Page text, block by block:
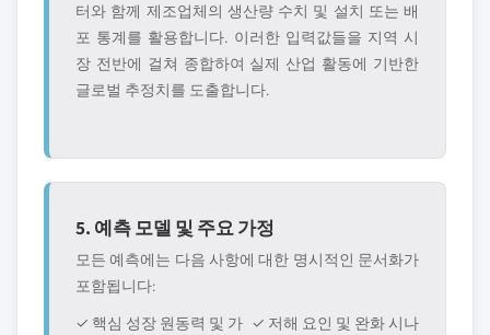
터와 함께 제조업체의 생산량 수치 및 설치 또는 배
포 통계를 활용합니다. 이러한 입력값들을 지역 시
장 전반에 걸쳐 종합하여 실제 산업 활동에 기반한
글로벌 추정치를 도출합니다.
5. 예측 모델 및 주요 가정
모든 예측에는 다음 사항에 대한 명시적인 문서화가
포함됩니다:
✓ 핵심 성장 원동력 및 가 ✓ 저해 요인 및 완화 시나